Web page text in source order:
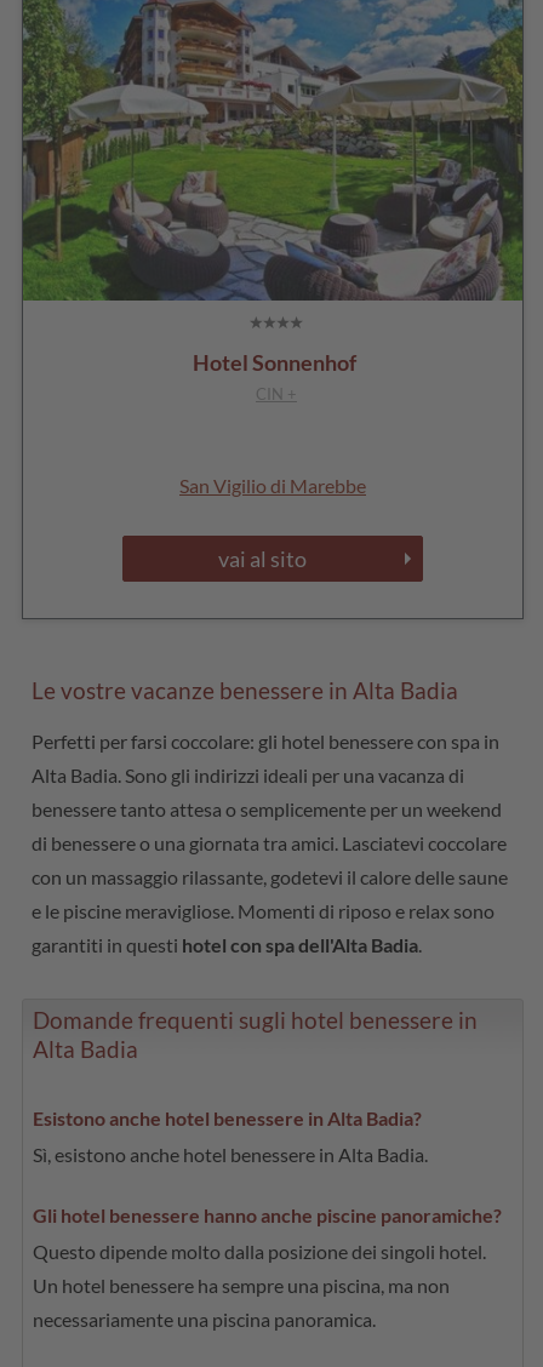
Hotel Sonnenhof
CIN +
San Vigilio di Marebbe
vai al sito
Le vostre vacanze benessere in Alta Badia
Perfetti per farsi coccolare: gli hotel benessere con spa in
Alta Badia. Sono gli indirizzi ideali per una vacanza di
benessere tanto attesa o semplicemente per un weekend
di benessere o una giornata tra amici. Lasciatevi coccolare
con un massaggio rilassante, godetevi il calore delle saune
e le piscine meravigliose. Momenti di riposo e relax sono
garantiti in questi hotel con spa dell'Alta Badia
Domande frequenti sugli hotel benessere in
Alta Badia
Esistono anche hotel benessere in Alta Badia?
Sì, esistono anche hotel benessere in Alta Badia.
Gli hotel benessere hanno anche piscine panoramiche?
Questo dipende molto dalla posizione dei singoli hotel.
Un hotel benessere ha sempre una piscina, ma non
necessariamente una piscina panoramica.